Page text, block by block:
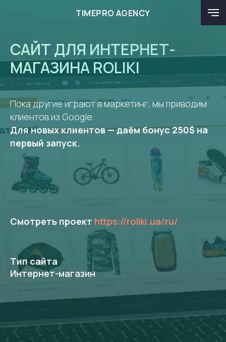
TIMEPRO AGENCY
САЙТ ДЛЯ ИНТЕРНЕТ-
МАГАЗИНА ROLIKI
Пока другие играют в маркетинг, мы приводим
клиентов из Google.
Для новых клиентов — даём бонус 250$ на
первый запуск.
Смотреть проект https://roliki.ua/ru/
Тип сайта
Интернет-магазин